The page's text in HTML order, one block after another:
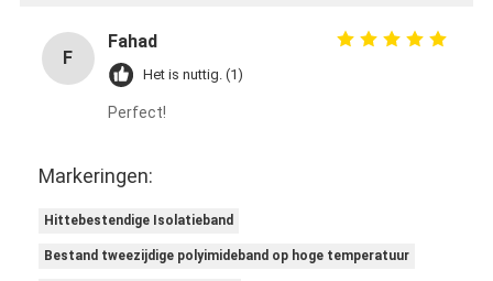
F
Fahad
Het is nuttig. (1)
Perfect!
Markeringen:
Hittebestendige Isolatieband
Bestand tweezijdige polyimideband op hoge temperatuur